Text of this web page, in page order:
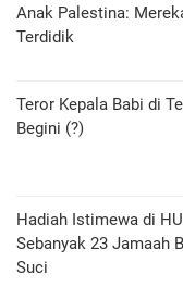
Anak Palestina:
Terdidik
Teror Kepala Babi di
Begini (?)
Hadiah Istimewa di
Sebanyak 23 Jamaah
Suci